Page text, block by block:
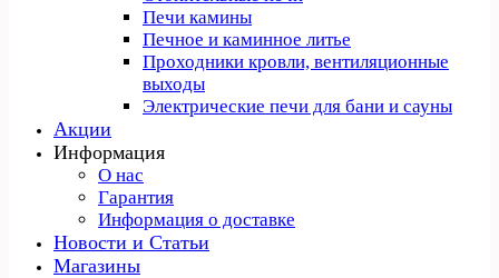
Печи камины
Печное и каминное литье
Проходники кровли, вeнтиляционные
выходы
Электрические печи для бани и сауны
Акции
Информация
О нас
Гарантия
Информация о доставке
Новости и Статьи
Магазины